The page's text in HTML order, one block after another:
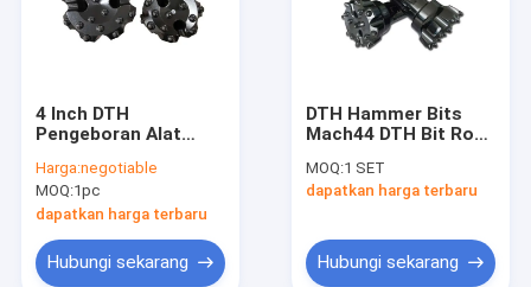
4 Inch DTH
Pengeboran Alat
quarrying Rock
Hammer Button
Pengeboran Bit
Harga:negotiable
MOQ:1pc
dapatkan harga terbaru
Hubungi sekarang
DTH Hammer Bits
Mach44 DTH Bit Rock
Blasting Drilling
MOQ:1 SET
dapatkan harga terbaru
Hubungi sekarang